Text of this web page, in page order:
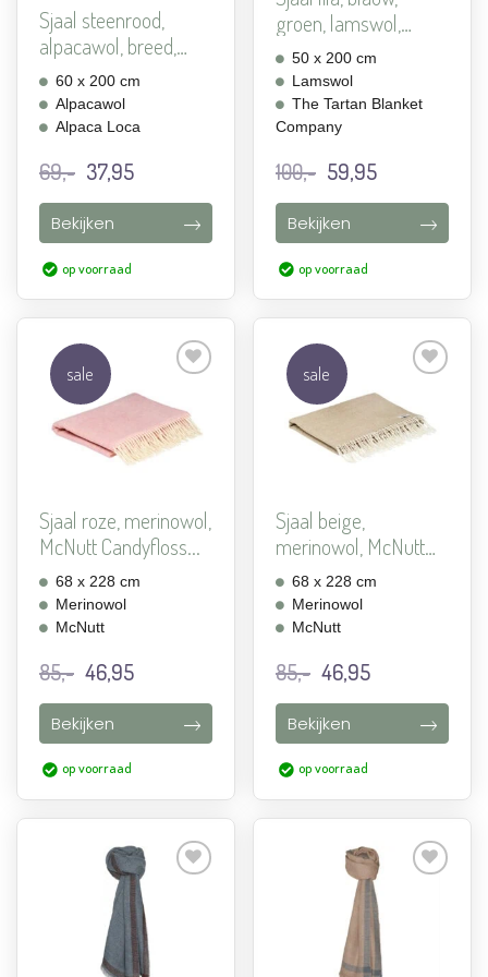
Sjaal steenrood,
alpacawol, breed,
Alpac...
60 x 200 cm
Alpacawol
Alpaca Loca
69,- Oorspronkelijke
was:
69,-.
37,95Huidige
37,95.
Bekijken
op voorraad
groen, lamswol,
Lilac...
50 x 200 cm
Lamswol
The Tartan Blanket
Company
100,- Oorspronkelijke
was:
100,-.
59,95Huidige
59,95.
Bekijken
op voorraad
sale
verlanglijst
toevoegen
Sjaal roze, merinowol,
McNutt Candyfloss...
68 x 228 cm
Merinowol
McNutt
85,- Oorspronkelijke
prijs
was:
85,-.
46,95Huidige
46,95.
Bekijken
op voorraad
sale
verlanglijst
toevoegen
Sjaal beige,
merinowol, McNutt
Basswood ...
68 x 228 cm
Merinowol
McNutt
85,- Oorspronkelijke
prijs
was:
85,-.
46,95Huidige
46,95.
Bekijken
op voorraad
verlanglijst
toevoegen
toevoegen